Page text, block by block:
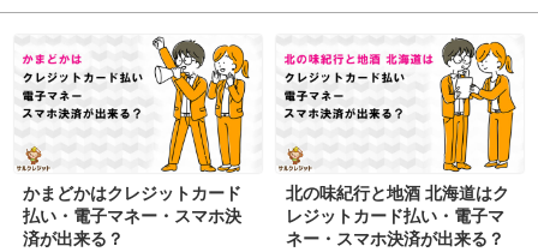
かまどかはクレジットカード
払い・電子マネー・スマホ決
済が出来る？
北の味紀行と地酒 北海道はク
レジットカード払い・電子マ
ネー・スマホ決済が出来る？